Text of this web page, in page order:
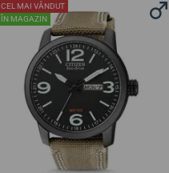
CEL MAI VÂNDUT
ÎN MAGAZIN